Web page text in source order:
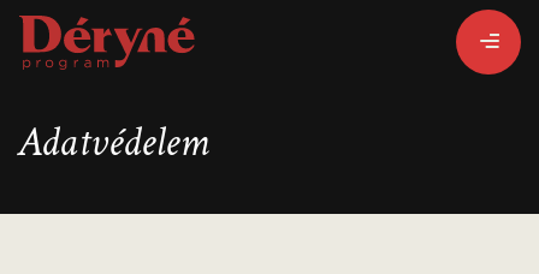
BEJELENTKEZEM
Adatvédelem